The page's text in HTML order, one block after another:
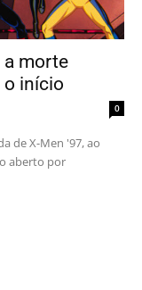
a morte
o início
0
de X-Men '97, ao
aberto por